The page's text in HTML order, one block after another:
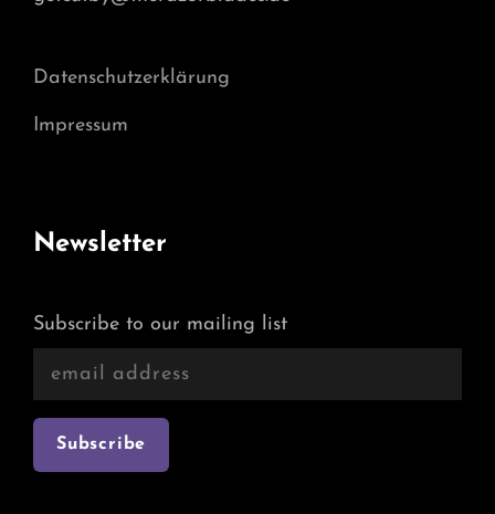
Datenschutzerklärung
Impressum
Newsletter
Subscribe to our mailing list